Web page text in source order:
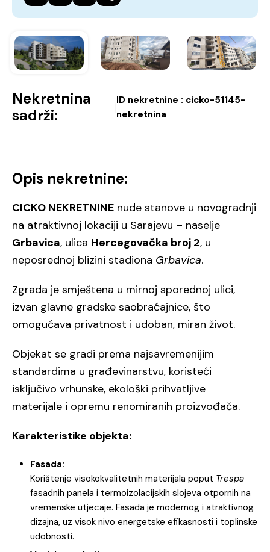
Nekretnina
sadrži:
ID nekretnine : cicko-51145-
nekretnina
Opis nekretnine:
CICKO NEKRETNINE nude stanove u novogradnji
na atraktivnoj lokaciji u Sarajevu – naselje
Grbavica, ulica Hercegovačka broj 2, u
neposrednoj blizini stadiona Grbavica.
Zgrada je smještena u mirnoj sporednoj ulici,
izvan glavne gradske saobraćajnice, što
omogućava privatnost i udoban, miran život.
Objekat se gradi prema najsavremenijim
standardima u građevinarstvu, koristeći
isključivo vrhunske, ekološki prihvatljive
materijale i opremu renomiranih proizvođača.
Karakteristike objekta:
Fasada:
Korištenje visokokvalitetnih materijala poput Trespa
fasadnih panela i termoizolacijskih slojeva otpornih na
vremenske utjecaje. Fasada je modernog i atraktivnog
dizajna, uz visok nivo energetske efikasnosti i toplinske
udobnosti.